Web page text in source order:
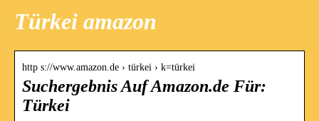
Türkei amazon
http s://www.amazon.de › türkei › k=türkei
Suchergebnis Auf Amazon.de Für:
Türkei